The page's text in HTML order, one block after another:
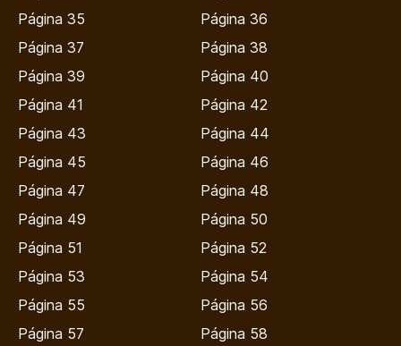
Página 35
Página 36
Página 37
Página 38
Página 39
Página 40
Página 41
Página 42
Página 43
Página 44
Página 45
Página 46
Página 47
Página 48
Página 49
Página 50
Página 51
Página 52
Página 53
Página 54
Página 55
Página 56
Página 57
Página 58